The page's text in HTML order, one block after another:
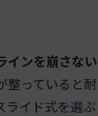
インを崩さない
整っていると耐
ライド式を選ぶ